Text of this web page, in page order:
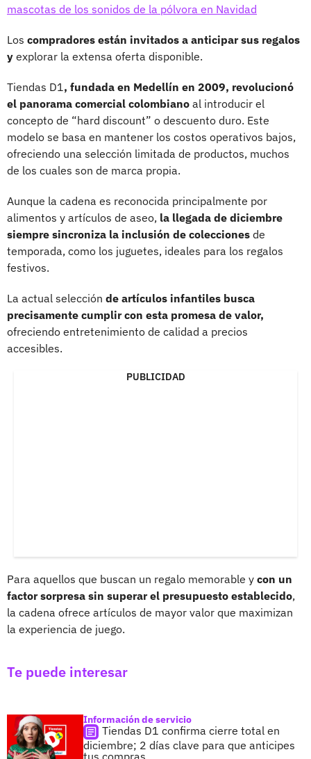
mascotas de los sonidos de la pólvora en Navidad
Los compradores están invitados a anticipar sus regalos
y explorar la extensa oferta disponible.
Tiendas D1, fundada en Medellín en 2009, revolucionó
el panorama comercial colombiano al introducir el
concepto de “hard discount” o descuento duro. Este
modelo se basa en mantener los costos operativos bajos,
ofreciendo una selección limitada de productos, muchos
de los cuales son de marca propia.
Aunque la cadena es reconocida principalmente por
alimentos y artículos de aseo, la llegada de diciembre
siempre sincroniza la inclusión de colecciones de
temporada, como los juguetes, ideales para los regalos
festivos.
La actual selección de artículos infantiles busca
precisamente cumplir con esta promesa de valor,
ofreciendo entretenimiento de calidad a precios
accesibles.
PUBLICIDAD
Para aquellos que buscan un regalo memorable y con un
factor sorpresa sin superar el presupuesto establecido,
la cadena ofrece artículos de mayor valor que maximizan
la experiencia de juego.
Te puede interesar
Información de servicio
Tiendas D1 confirma cierre total en
diciembre; 2 días clave para que anticipes
tus compras